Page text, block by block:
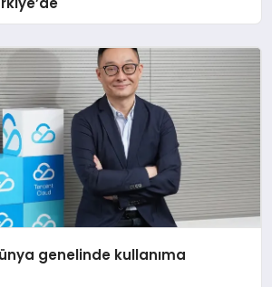
genelinde kullanıma